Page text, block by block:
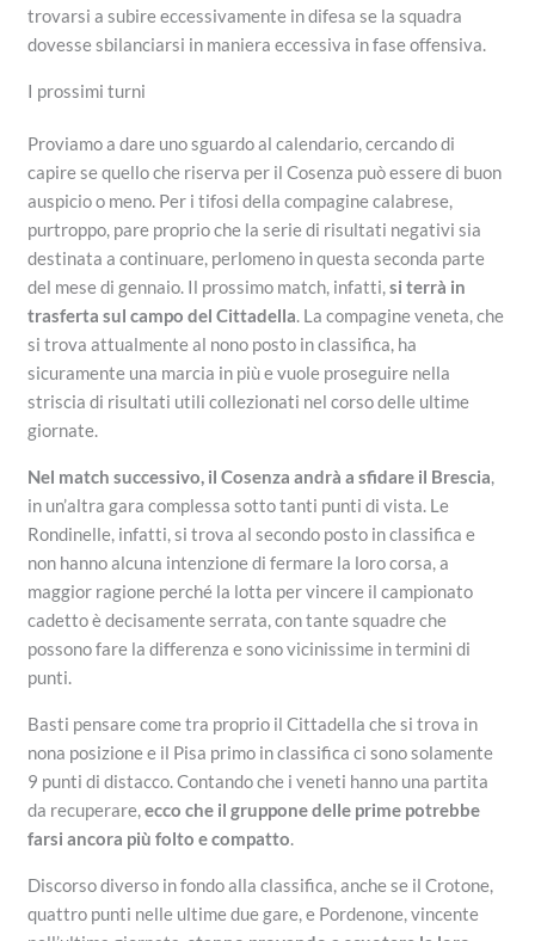
trovarsi a subire eccessivamente in difesa se la squadra
dovesse sbilanciarsi in maniera eccessiva in fase offensiva.
I prossimi turni
Proviamo a dare uno sguardo al calendario, cercando di
capire se quello che riserva per il Cosenza può essere di buon
auspicio o meno. Per i tifosi della compagine calabrese,
purtroppo, pare proprio che la serie di risultati negativi sia
destinata a continuare, perlomeno in questa seconda parte
del mese di gennaio. Il prossimo match, infatti,si terrà in
trasferta sul campo del Cittadella. La compagine veneta, che
si trova attualmente al nono posto in classifica, ha
sicuramente una marcia in più e vuole proseguire nella
striscia di risultati utili collezionati nel corso delle ultime
giornate.
Nel match successivo, il Cosenza andrà a sfidare il Brescia,
in un’altra gara complessa sotto tanti punti di vista. Le
Rondinelle, infatti, si trova al secondo posto in classifica e
non hanno alcuna intenzione di fermare la loro corsa, a
maggior ragione perché la lotta per vincere il campionato
cadetto è decisamente serrata, con tante squadre che
possono fare la differenza e sono vicinissime in termini di
punti.
Basti pensare come tra proprio il Cittadella che si trova in
nona posizione e il Pisa primo in classifica ci sono solamente
9 punti di distacco. Contando che i veneti hanno una partita
da recuperare,ecco che il gruppone delle prime potrebbe
farsi ancora più folto e compatto.
Discorso diverso in fondo alla classifica, anche se il Crotone,
quattro punti nelle ultime due gare, e Pordenone, vincente